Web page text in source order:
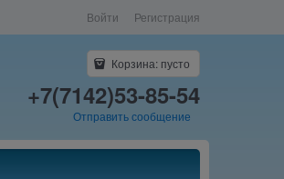
Войти Регистрация
Корзина: пусто
+7(7142)53-85-54
Отправить сообщение